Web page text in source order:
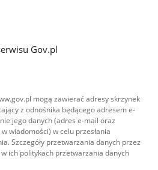
Gov.pl
mogą zawierać adresy skrzynek
z odnośnika będącego adresem e-
jego danych (adres e-mail oraz
wiadomości) w celu przesłania
Szczegóły przetwarzania danych przez
ich politykach przetwarzania danych